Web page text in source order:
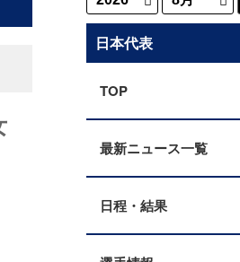
日本代表
TOP
最新ニュース一覧
日程・結果